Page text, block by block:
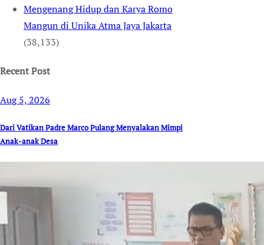
Mengenang Hidup dan Karya Romo
Mangun di Unika Atma Jaya Jakarta
(38,133)
Recent Post
Aug 5, 2026
Dari Vatikan Padre Marco Pulang Menyalakan Mimpi
Anak-anak Desa